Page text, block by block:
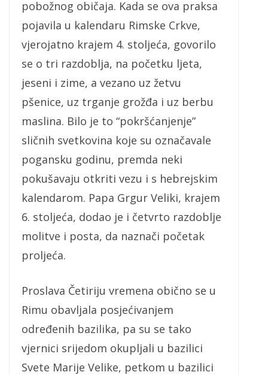
pobožnog običaja. Kada se ova praksa
pojavila u kalendaru Rimske Crkve,
vjerojatno krajem 4. stoljeća, govorilo
se o tri razdoblja, na početku ljeta,
jeseni i zime, a vezano uz žetvu
pšenice, uz trganje grožđa i uz berbu
maslina. Bilo je to “pokršćanjenje”
sličnih svetkovina koje su označavale
pogansku godinu, premda neki
pokušavaju otkriti vezu i s hebrejskim
kalendarom. Papa Grgur Veliki, krajem
6. stoljeća, dodao je i četvrto razdoblje
molitve i posta, da naznači početak
proljeća.
Proslava Četiriju vremena obično se u
Rimu obavljala posjećivanjem
određenih bazilika, pa su se tako
vjernici srijedom okupljali u bazilici
Svete Marije Velike, petkom u bazilici